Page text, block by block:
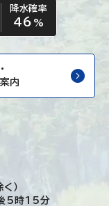
降水確率
46 %
内
）
5時15分